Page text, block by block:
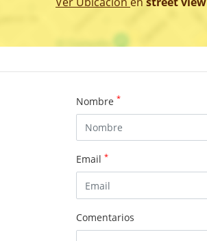
Nombre *
Email *
Comentarios